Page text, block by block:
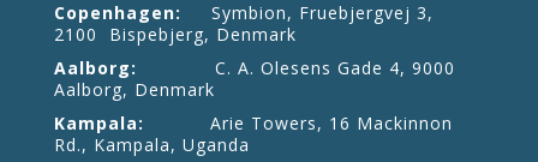
Copenhagen: Symbion, Fruebjergvej 3,
2100 Bispebjerg, Denmark
Aalborg: C. A. Olesens Gade 4, 9000
Aalborg, Denmark
Kampala: Arie Towers, 16 Mackinnon
Rd., Kampala, Uganda